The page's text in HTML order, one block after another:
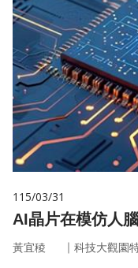
115/03/31
AI晶片在模仿人
黃宜稜 ｜ 科技大觀園